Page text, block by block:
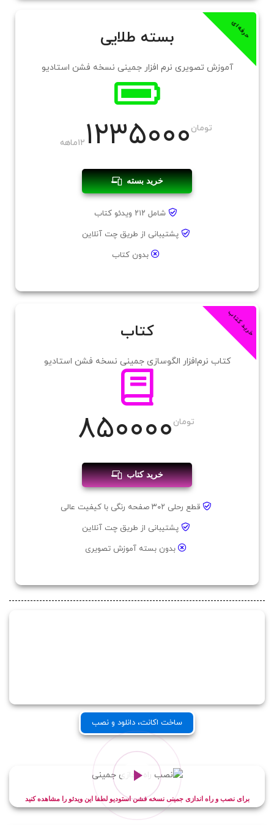
حرفه‌ای بسته طلایی
آموزش تصویری نرم افزار جمینی نسخه فشن استادیو
تومان ۱۲۳۵۰۰۰ ۱۲ماهه
خرید بسته
شامل ۲۱۲ ویدئو کتاب
پشتیبانی از طریق چت آنلاین
بدون کتاب
خرید کتاب کتاب
کتاب نرم‌افزار الگوسازی جمینی نسخه فشن استادیو
تومان ۸۵۰۰۰۰
خرید کتاب
قطع رحلی ۳۰۲ صفحه رنگی با کیفیت عالی
پشتیبانی از طریق چت آنلاین
بدون بسته آموزش تصویری
ساخت اکانت، دانلود و نصب
برای نصب و راه اندازی جمینی نسخه فشن استودیو لطفا این ویدئو را مشاهده کنید